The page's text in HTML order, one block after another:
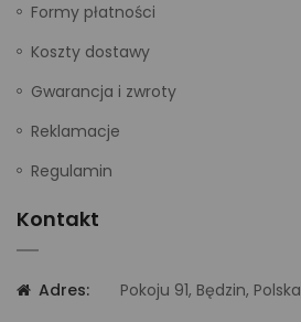
Formy płatności
Koszty dostawy
Gwarancja i zwroty
Reklamacje
Regulamin
Kontakt
Adres:
Pokoju 91, Będzin, Polska